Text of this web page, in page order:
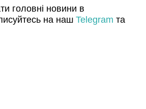
головні новини в
на наш Telegram та